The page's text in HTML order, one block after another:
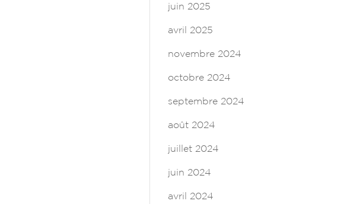
juin 2025
avril 2025
novembre 2024
octobre 2024
septembre 2024
août 2024
juillet 2024
juin 2024
avril 2024